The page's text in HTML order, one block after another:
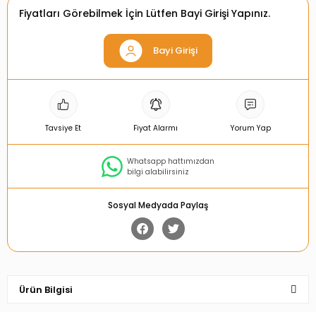
Fiyatları Görebilmek İçin Lütfen Bayi Girişi Yapınız.
Bayi Girişi
Tavsiye Et Fiyat Alarmı Yorum Yap
Whatsapp hattımızdan
bilgi alabilirsiniz
Sosyal Medyada Paylaş
Ürün Bilgisi